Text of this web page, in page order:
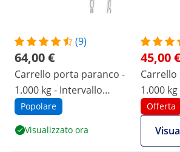
(9)
64,00 €
Carrello porta paranco -
1.000 kg - Intervallo
flangia 77 - 133 mm - Con
Popolare
Visualizzato ora
45,00 €
1.000
flange
Offerta